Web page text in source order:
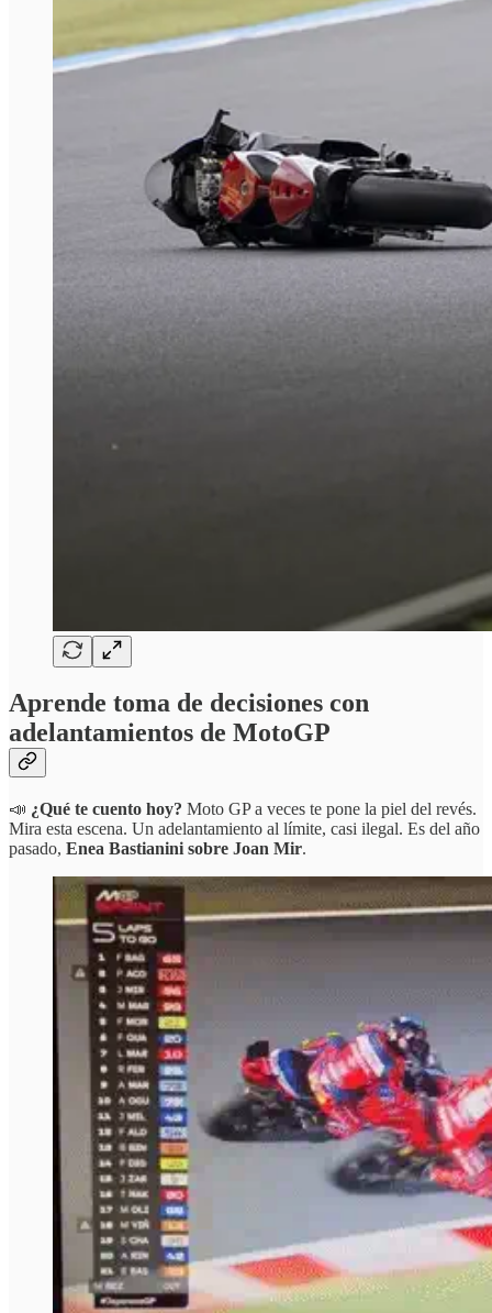
Aprende toma de decisiones con
adelantamientos de MotoGP
📣 ¿Qué te cuento hoy? Moto GP a veces te pone la piel del revés.
Mira esta escena. Un adelantamiento al límite, casi ilegal. Es del año
pasado, Enea Bastianini sobre Joan Mir.